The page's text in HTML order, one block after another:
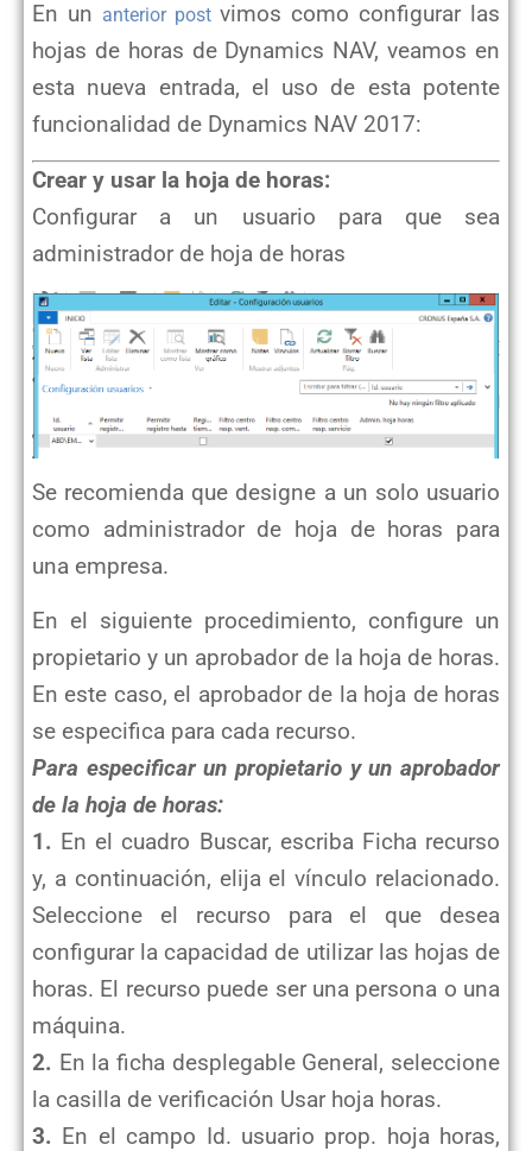
En un anterior postvimos como configurar las
hojas de horas de Dynamics NAV, veamos en
esta nueva entrada, el uso de esta potente
funcionalidad de Dynamics NAV 2017:
Crear y usar la hoja de horas:
Configurar a un usuario para que sea
administrador de hoja de horas
Se recomienda que designe a un solo usuario
como administrador de hoja de horas para
una empresa.
En el siguiente procedimiento, configure un
propietario y un aprobador de la hoja de horas.
En este caso, el aprobador de la hoja de horas
se especifica para cada recurso.
Para especificar un propietario y un aprobador
de la hoja de horas:
1. En el cuadro Buscar, escriba Ficha recurso
y, a continuación, elija el vínculo relacionado.
Seleccione el recurso para el que desea
configurar la capacidad de utilizar las hojas de
horas. El recurso puede ser una persona o una
máquina.
2. En la ficha desplegable General, seleccione
la casilla de verificación Usar hoja horas.
3. En el campo Id. usuario prop. hoja horas,